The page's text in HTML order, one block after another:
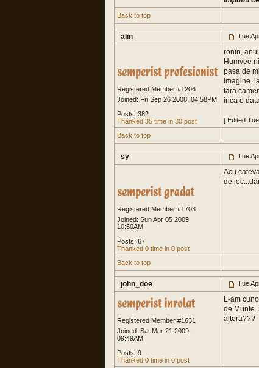
Back to top
alin Tue
Registered Member #1206
Joined: Fri Sep 26 2008, 04:58PM
Posts: 382
Thanked 35 time in 30 post
ronin,
Humvee
pasa de
fara
inca o
[ Edited
Back to top
sy Tue
Registered Member #1703
Joined: Sun Apr 05 2009,
10:50AM
Posts: 67
Thanked 0 time in 0 post
Acu
de
Back to top
john_doe Tue
Registered Member #1631
Joined: Sat Mar 21 2009,
09:49AM
Posts: 9
Thanked 0 time in 0 post
L-am
de Munte.
altora???